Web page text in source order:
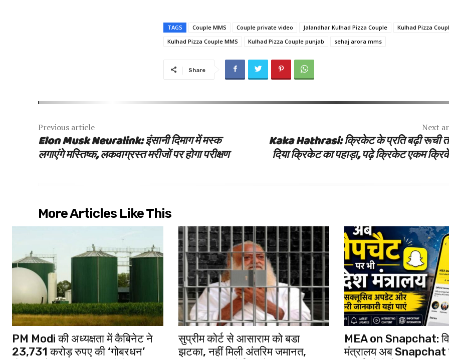
TAGS Couple MMS Couple private video Jalandhar Kulhad Pizza Couple
Kulhad Pizza
Kulhad Pizza Couple MMS
Kulhad Pizza Couple punjab sehaj arora mms
Share
Previous article
Elon Musk Neuralink: इंसानी दिमाग में मस्क
लगाएंगे मस्तिष्क, लकवाग्रस्त मरीजों पर होगा परीक्षण
Next
Kaka Hathrasi: क्रिकेट के प्रति बढ़ी रूची
दिया क्रिकेट का पहाड़ा, पढ़े क्रिकेट एकम
More Articles Like This
PM Modi की अध्यक्षता में कैबिनेट ने
23,731 करोड़ रुपए की ‘गोबरधन’
सुप्रीम कोर्ट से आसाराम को बडा
झटका, नहीं मिली अंतरिम जमानत,
MEA on Snapchat:
मंत्रालय अब Snapchat